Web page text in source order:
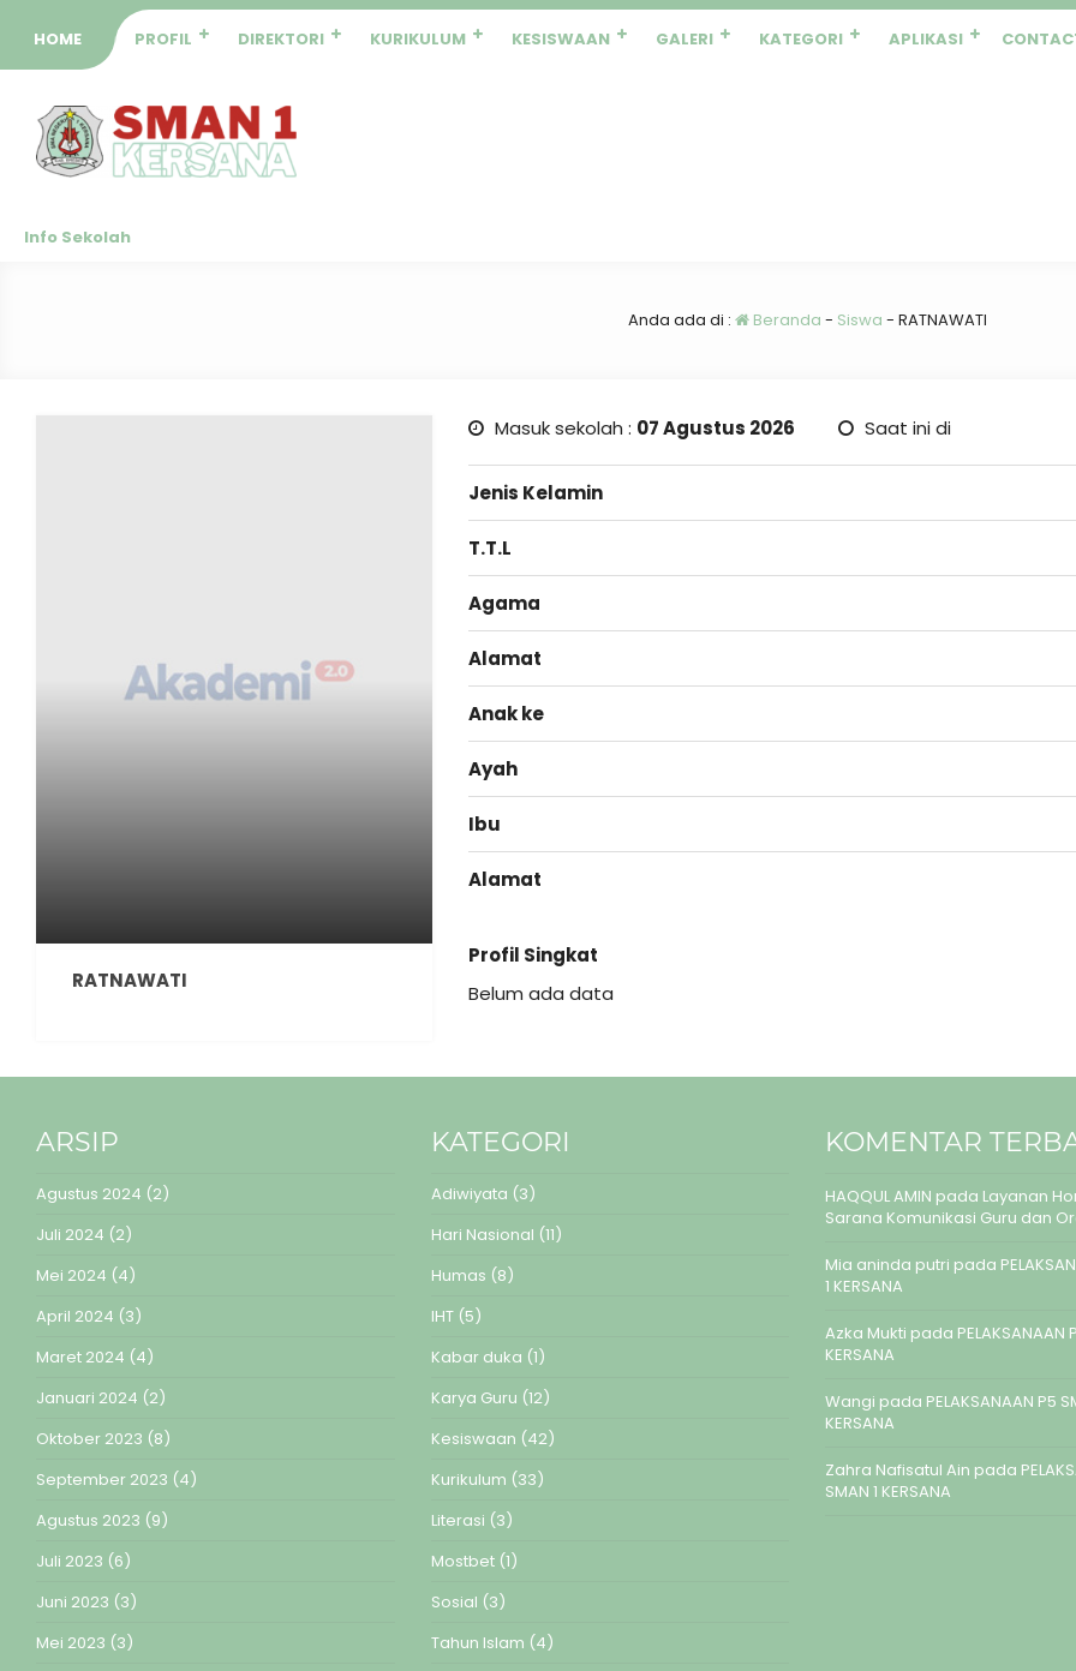
HOME PROFIL DIREKTORI KURIKULUM KESISWAAN GALERI KATEGORI APLIKASI
Info Sekolah
Anda ada di : Beranda - Siswa - RATNAWATI
RATNAWATI
Masuk sekolah : 07 Agustus 2026 Saat ini di
Jenis Kelamin
T.T.L
Agama
Alamat
Anak ke
Ayah
Ibu
Alamat
Profil Singkat
Belum ada data
ARSIP
Agustus 2024 (2)
Juli 2024 (2)
Mei 2024 (4)
April 2024 (3)
Maret 2024 (4)
Januari 2024 (2)
Oktober 2023 (8)
September 2023 (4)
Agustus 2023 (9)
Juli 2023 (6)
Juni 2023 (3)
Mei 2023 (3)
KATEGORI
Adiwiyata (3)
Hari Nasional (11)
Humas (8)
IHT(5)
Kabar duka (1)
Karya Guru (12)
Kesiswaan (42)
Kurikulum (33)
Literasi (3)
Mostbet(1)
Sosial (3)
Tahun Islam (4)
KOMENTAR
HAQQUL AMIN pada Layanan
Sarana Komunikasi Guru dan
Mia aninda putri pada
1 KERSANA
Azka Mukti pada PELAKSANAAN
KERSANA
Wangi pada PELAKSANAAN P5
KERSANA
Zahra Nafisatul Ain pada
SMAN 1 KERSANA